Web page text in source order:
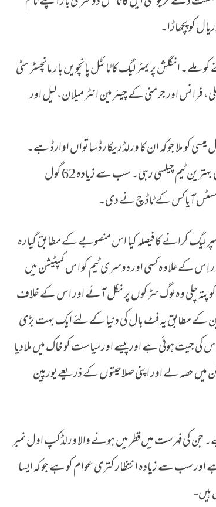
کو پچھاڑا۔
انگلش پریمئر لیگ کا ٹائٹل پانچویں بار مانچسٹر سٹی
فرانس اور جرمنی کے چیئرمین انٹر میلان، لیل اور
کو ملا جو کہ ان کا ورلڈ ریکارڈ ساتواں اوارڈ ہے۔
یوئفا بیسٹ پلئر کا اوارڈ پولینڈ کے رابرٹ لیونڈوسکی کو ملا۔ سال کی بہترین ٹیم چیلسی رہی۔ سب سے زیادہ 62 گول
کرانے کا فیصلہ کیا اس منصوبے کے مطابق گیارہ
کے علاوہ کسی اور دوسری ٹیم کو اس کمپٹیشن میں
کو پتہ چلی وہ لوگ سڑکوں پر نکل آئے اور اس کے خلاف
گیا شائیقین کے مطابق یہ فٹ بال کی دنیا کے لئے ایک بہت بڑی
جیت ہوئی ہے اور پیسے اور سیاست کو خاک میں ملا دیا
میں حصہ لے اور اپنی صلاحیتوں کے ذریعے یورپین
جن کی فہرست میں قطر میں ہونے والا ورلڈکپ اول نمبر
سب سے زیادہ انتظار کتری عوام کو ہے جو کہ ایسا
ہیں-